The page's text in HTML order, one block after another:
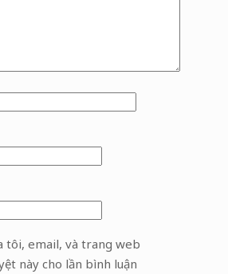
tôi, email, và trang web
này cho lần bình luận